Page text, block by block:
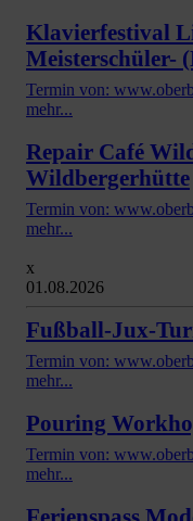
Klavierfestival
Meisterschüler-
Termin von:
mehr...
Repair Café
Wildbergerhütte
Termin von:
mehr...
x
01.08.2026
Fußball-Jux-
Termin von:
mehr...
Pouring
Termin von:
mehr...
Ferienspass